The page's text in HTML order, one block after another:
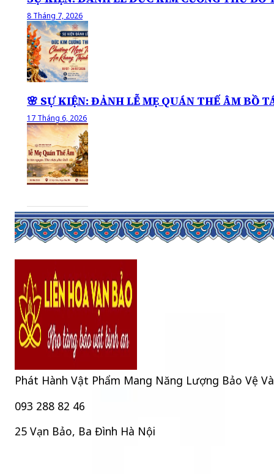
8 Tháng 7, 2026
🌸 SỰ KIỆN: ĐẢNH LỄ MẸ QUÁN THẾ ÂM BỒ
17 Tháng 6, 2026
Phát Hành Vật Phẩm Mang Năng Lượng Bảo Vệ
093 288 82 46
25 Vạn Bảo, Ba Đình Hà Nội